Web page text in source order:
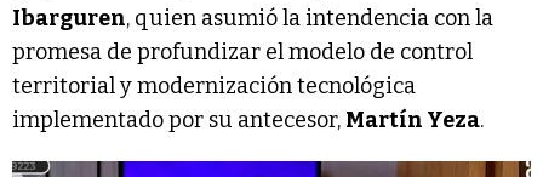
Ibarguren, quien asumió la intendencia con la
promesa de profundizar el modelo de control
territorial y modernización tecnológica
implementado por su antecesor, Martín Yeza.